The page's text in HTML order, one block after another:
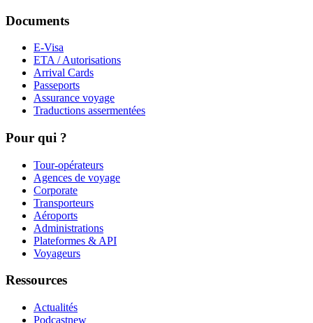
Documents
E-Visa
ETA / Autorisations
Arrival Cards
Passeports
Assurance voyage
Traductions assermentées
Pour qui ?
Tour-opérateurs
Agences de voyage
Corporate
Transporteurs
Aéroports
Administrations
Plateformes & API
Voyageurs
Ressources
Actualités
Podcastnew